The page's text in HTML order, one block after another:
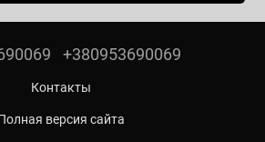
+380953690069
Контакты
версия сайта